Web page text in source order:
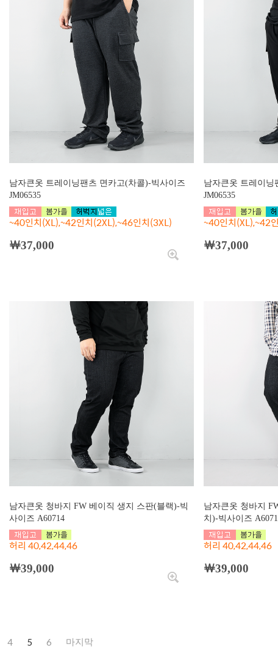
남자큰옷 트레이닝팬츠 면카고(차콜)-빅사이즈
JM06535
~40인치(XL),~42인치(2XL),~46인치(3XL)
￦37,000
남자큰옷 트레이닝
JM06535
~40인치(XL),~42
￦37,000
남자큰옷 청바지 FW 베이직 생지 스판(블랙)-빅
사이즈 A60714
허리 40,42,44,46
￦39,000
남자큰옷 청바지
치)-빅사이즈
허리 40,42,44,46
￦39,000
4 5 6